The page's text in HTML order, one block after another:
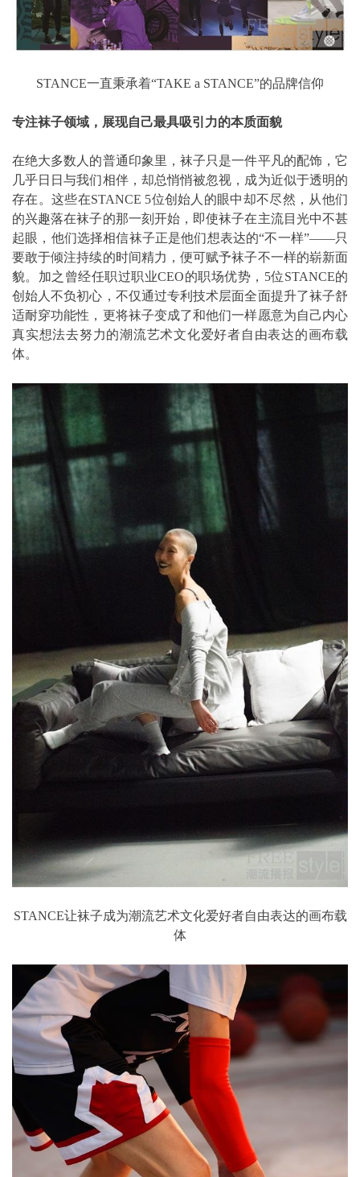
STANCE一直秉承着“TAKE a STANCE”的品牌信仰
专注袜子领域，展现自己最具吸引力的本质面貌
在绝大多数人的普通印象里，袜子只是一件平凡的配饰，它
几乎日日与我们相伴，却总悄悄被忽视，成为近似于透明的
存在。这些在STANCE 5位创始人的眼中却不尽然，从他们
的兴趣落在袜子的那一刻开始，即使袜子在主流目光中不甚
起眼，他们选择相信袜子正是他们想表达的“不一样”——只
要敢于倾注持续的时间精力，便可赋予袜子不一样的崭新面
貌。加之曾经任职过职业CEO的职场优势，5位STANCE的
创始人不负初心，不仅通过专利技术层面全面提升了袜子舒
适耐穿功能性，更将袜子变成了和他们一样愿意为自己内心
真实想法去努力的潮流艺术文化爱好者自由表达的画布载
体。
STANCE让袜子成为潮流艺术文化爱好者自由表达的画布载
体